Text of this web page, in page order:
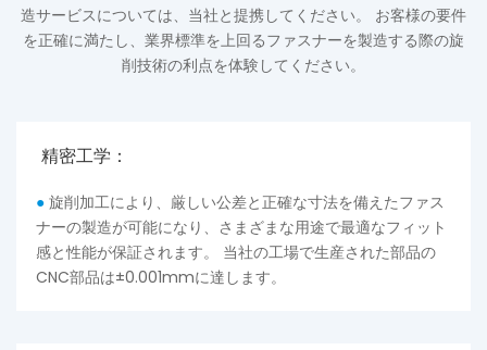
造サービスについては、当社と提携してください。 お客様の要件
を正確に満たし、業界標準を上回るファスナーを製造する際の旋
削技術の利点を体験してください。
精密工学：
● 旋削加工により、厳しい公差と正確な寸法を備えたファス
ナーの製造が可能になり、さまざまな用途で最適なフィット
感と性能が保証されます。 当社の工場で生産された部品の
CNC部品は±0.001mmに達します。